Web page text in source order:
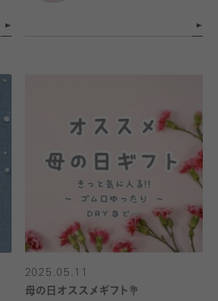
2025.05.11
母の日オススメギフト💐